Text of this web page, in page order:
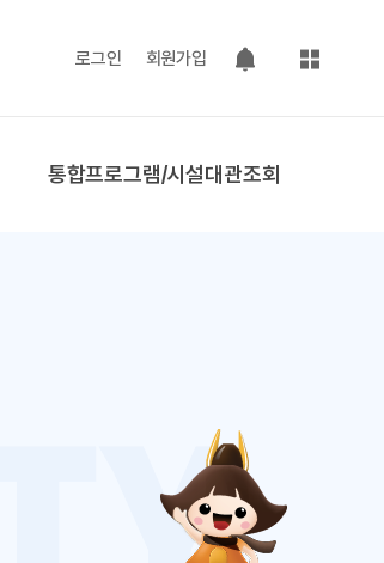
로그인 회원가입
팝업 열기
사이트맵
통합프로그램/시설대관조회